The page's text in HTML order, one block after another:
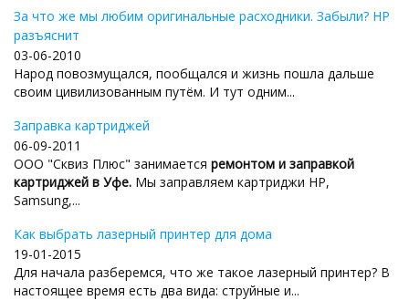
За что же мы любим оригинальные расходники. Забыли? HP
разъяснит
03-06-2010
Народ повозмущался, пообщался и жизнь пошла дальше
своим цивилизованным путём. И тут одним...
Заправка картриджей
06-09-2011
ООО "Сквиз Плюс" занимается ремонтом и заправкой
картриджей в Уфе. Мы заправляем картриджи HP,
Samsung,...
Как выбрать лазерный принтер для дома
19-01-2015
Для начала разберемся, что же такое лазерный принтер? В
настоящее время есть два вида: струйные и...